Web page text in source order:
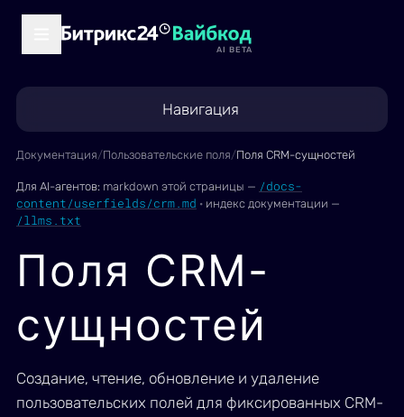
AI BETA
Навигация
Документация/Пользовательские поля/Поля CRM-сущностей
Для AI-агентов: markdown этой страницы — /docs-
content/userfields/crm.md · индекс документации —
/llms.txt
Поля CRM-
сущностей
Создание, чтение, обновление и удаление
пользовательских полей для фиксированных CRM-